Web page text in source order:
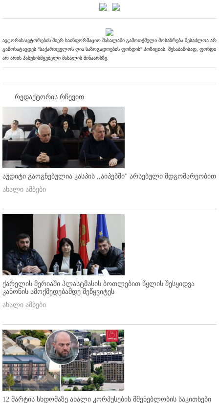
ავტორის/ავტორების მიერ საინფორმაციო მასალაში გამოთქმული მოსაზრება შესაძლოა არ
გამოხატავდეს "საქართველოს ღია საზოგადოების ფონდის" პოზიციას. შესაბამისად, ფონდი
არ არის პასუხისმგებელი მასალის შინაარსზე.
რედაქტორის რჩევით
აუდიტი გაოგნებულია კასპის ,,აიპებში'' არსებული მდგომარეობით
ახალი ამბები
ქარელის მერიაში პლასტმასის ბოთლებით წყლის შესყიდვა
კანონის ამოქმედებამდე შეწყვიტეს
ახალი ამბები
12 მარტის სხდომაზე ახალი კორპუსების მშენებლობის საკითხები